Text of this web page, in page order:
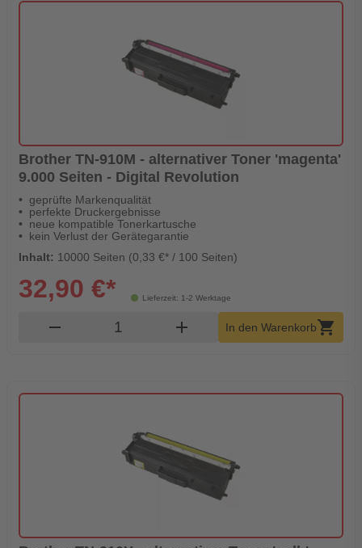
Brother TN-910M - alternativer Toner 'magenta'
9.000 Seiten - Digital Revolution
geprüfte Markenqualität
perfekte Druckergebnisse
neue kompatible Tonerkartusche
kein Verlust der Gerätegarantie
Inhalt: 10000 Seiten (0,33 €* / 100 Seiten)
Lieferzeit: 1-2 Werktage
32,90 €*
remove Produkt Warenkorb Menge
add In den Warenkorbshopping_cart